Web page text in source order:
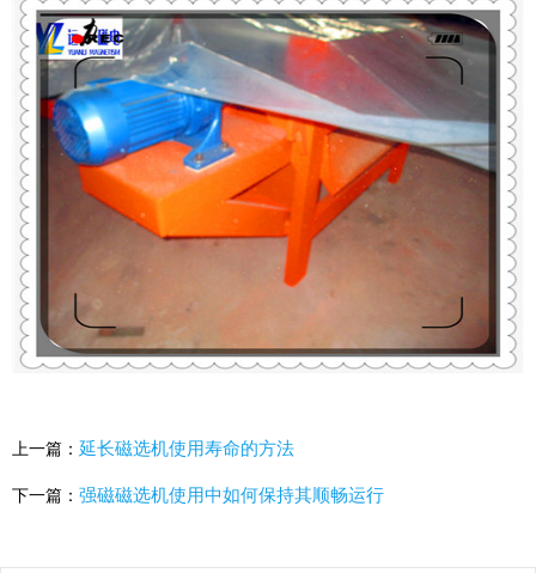
上一篇： 延长磁选机使用寿命的方法
下一篇： 强磁磁选机使用中如何保持其顺畅运行